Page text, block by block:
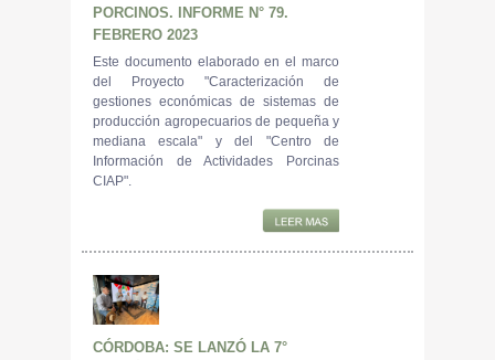
PORCINOS. INFORME N° 79.
FEBRERO 2023
Este documento elaborado en el marco
del Proyecto "Caracterización de
gestiones económicas de sistemas de
producción agropecuarios de pequeña y
mediana escala" y del "Centro de
Información de Actividades Porcinas
CIAP".
CÓRDOBA: SE LANZÓ LA 7°